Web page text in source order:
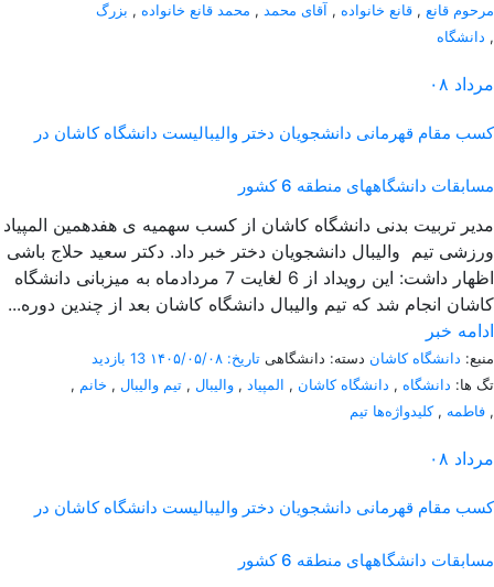
مرحوم قانع , قانع خانواده , آقای محمد , محمد قانع خانواده , بزرگ
دانشگاه ,
۰۸ مرداد
کسب مقام قهرمانی دانشجویان دختر والیبالیست دانشگاه کاشان در
مسابقات دانشگاههای منطقه 6 کشور
مدیر تربیت بدنی دانشگاه کاشان از کسب سهمیه ی هفدهمین المپیاد
ورزشی تیم والیبال دانشجویان دختر خبر داد. دکتر سعید حلاج باشی
اظهار داشت: این رویداد از 6 لغایت 7 مردادماه به میزبانی دانشگاه
کاشان انجام شد که تیم والیبال دانشگاه کاشان بعد از چندین دوره...
ادامه خبر
منبع: دانشگاه کاشان دسته: دانشگاهی تاریخ: ۱۴۰۵/۰۵/۰۸
13 بازدید
تگ ها: دانشگاه , دانشگاه کاشان , المپیاد , والیبال , تیم والیبال , خانم ,
فاطمه ,کلیدواژه‌ها تیم ,
۰۸ مرداد
کسب مقام قهرمانی دانشجویان دختر والیبالیست دانشگاه کاشان در
مسابقات دانشگاههای منطقه 6 کشور